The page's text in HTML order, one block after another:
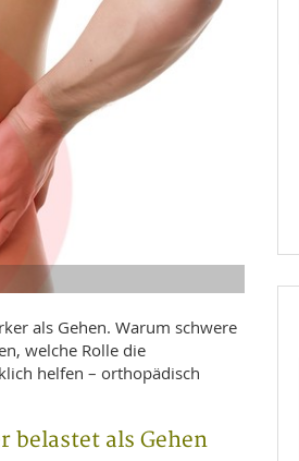
als Gehen. Warum schwere
welche Rolle die
helfen – orthopädisch
belastet als Gehen